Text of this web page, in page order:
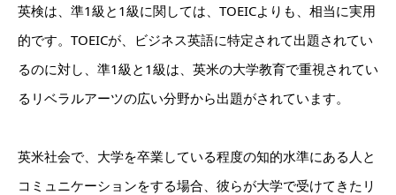
英検は、準1級と1級に関しては、TOEICよりも、相当に実用
的です。TOEICが、ビジネス英語に特定されて出題されてい
るのに対し、準1級と1級は、英米の大学教育で重視されてい
るリベラルアーツの広い分野から出題がされています。
英米社会で、大学を卒業している程度の知的水準にある人と
コミュニケーションをする場合、彼らが大学で受けてきたリ